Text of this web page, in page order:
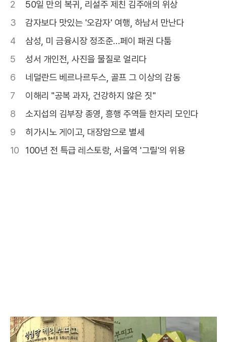
2
50일 만의 복귀, 리설주 제친 김주애의 위상
3
감자보다 맛있는 '오감자' 여행, 하남서 만난다
4
삼성, 미 금융시장 정조준…페이 패권 다툼
5
성서 개인전, 사진을 물질로 얼리다
6
네덜란드 베르나르두스, 골프 그 이상의 감동
7
이해리 "공복 과자, 건강하지 않은 짓"
8
소지섭의 김부장 종영, 흥행 주역들 한자리 모인다
9
히가시노 게이고, 대장암으로 별세
10
100년 전 특급 레스토랑, 서울역 '그릴'의 위용